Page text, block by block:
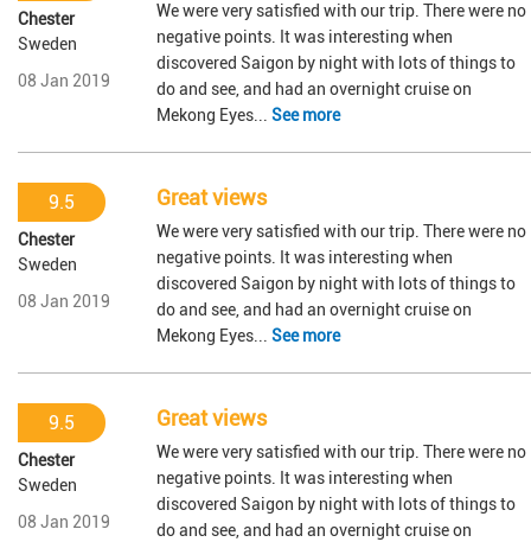
Chester
Sweden
08 Jan 2019
We were very satisfied with our trip. There were no
negative points. It was interesting when
discovered Saigon by night with lots of things to
do and see, and had an overnight cruise on
Mekong Eyes... See more
9.5
Chester
Sweden
08 Jan 2019
Great views
We were very satisfied with our trip. There were no
negative points. It was interesting when
discovered Saigon by night with lots of things to
do and see, and had an overnight cruise on
Mekong Eyes... See more
9.5
Chester
Sweden
08 Jan 2019
Great views
We were very satisfied with our trip. There were no
negative points. It was interesting when
discovered Saigon by night with lots of things to
do and see, and had an overnight cruise on